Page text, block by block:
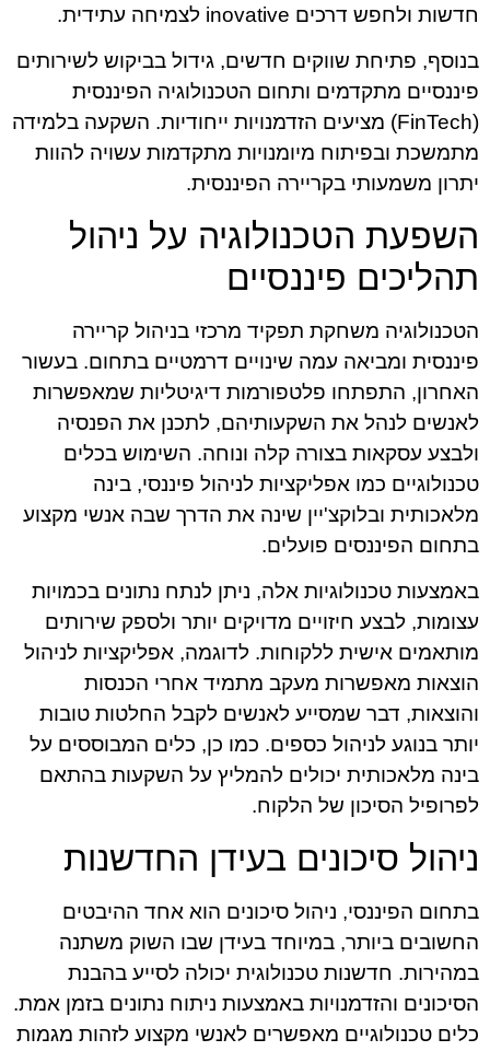
חדשות ולחפש דרכים inovative לצמיחה עתידית.
בנוסף, פתיחת שווקים חדשים, גידול בביקוש לשירותים
פיננסיים מתקדמים ותחום הטכנולוגיה הפיננסית
(FinTech) מציעים הזדמנויות ייחודיות. השקעה בלמידה
מתמשכת ובפיתוח מיומנויות מתקדמות עשויה להוות
יתרון משמעותי בקריירה הפיננסית.
השפעת הטכנולוגיה על ניהול
תהליכים פיננסיים
הטכנולוגיה משחקת תפקיד מרכזי בניהול קריירה
פיננסית ומביאה עמה שינויים דרמטיים בתחום. בעשור
האחרון, התפתחו פלטפורמות דיגיטליות שמאפשרות
לאנשים לנהל את השקעותיהם, לתכנן את הפנסיה
ולבצע עסקאות בצורה קלה ונוחה. השימוש בכלים
טכנולוגיים כמו אפליקציות לניהול פיננסי, בינה
מלאכותית ובלוקצ'יין שינה את הדרך שבה אנשי מקצוע
בתחום הפיננסים פועלים.
באמצעות טכנולוגיות אלה, ניתן לנתח נתונים בכמויות
עצומות, לבצע חיזויים מדויקים יותר ולספק שירותים
מותאמים אישית ללקוחות. לדוגמה, אפליקציות לניהול
הוצאות מאפשרות מעקב מתמיד אחרי הכנסות
והוצאות, דבר שמסייע לאנשים לקבל החלטות טובות
יותר בנוגע לניהול כספים. כמו כן, כלים המבוססים על
בינה מלאכותית יכולים להמליץ על השקעות בהתאם
לפרופיל הסיכון של הלקוח.
ניהול סיכונים בעידן החדשנות
בתחום הפיננסי, ניהול סיכונים הוא אחד ההיבטים
החשובים ביותר, במיוחד בעידן שבו השוק משתנה
במהירות. חדשנות טכנולוגית יכולה לסייע בהבנת
הסיכונים והזדמנויות באמצעות ניתוח נתונים בזמן אמת.
כלים טכנולוגיים מאפשרים לאנשי מקצוע לזהות מגמות